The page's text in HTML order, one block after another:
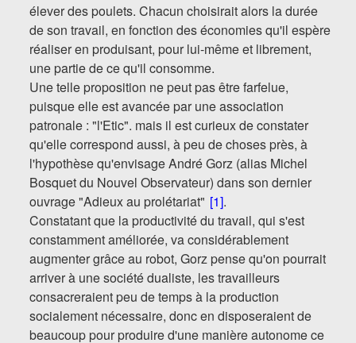
Adhésion
Contact
Liens
élever des poulets. Chacun choisirait alors la durée
de son travail, en fonction des économies qu'il espère
réaliser en produisant, pour lui-même et librement,
une partie de ce qu'il consomme.
Une telle proposition ne peut pas être farfelue,
puisque elle est avancée par une association
patronale : "l'Etic". mais il est curieux de constater
qu'elle correspond aussi, à peu de choses près, à
l'hypothèse qu'envisage André Gorz (alias Michel
Bosquet du Nouvel Observateur) dans son dernier
ouvrage "Adieux au prolétariat" [1].
Constatant que la productivité du travail, qui s'est
constamment améliorée, va considérablement
augmenter grâce au robot, Gorz pense qu'on pourrait
arriver à une société dualiste, les travailleurs
consacreraient peu de temps à la production
socialement nécessaire, donc en disposeraient de
beaucoup pour produire d'une manière autonome ce